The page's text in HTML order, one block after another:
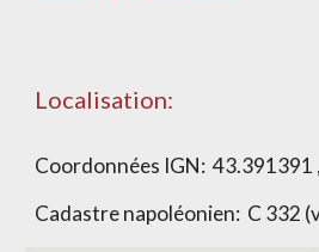
Localisation:
Coordonnées IGN:43.391391
Cadastre napoléonien: C 332